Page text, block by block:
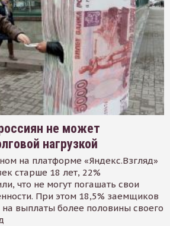
не может
нагрузкой
на платформе «Яндекс.Взгляд»
старше 18 лет, 22%
что не могут погашать свои
При этом 18,5% заемщиков
выплаты более половины своего